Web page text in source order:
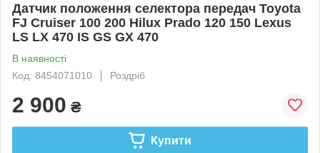
Датчик положення селектора передач Toyota
FJ Cruiser 100 200 Hilux Prado 120 150 Lexus
LS LX 470 IS GS GX 470
В наявності
Код: 8454071010
Роздріб
2 900 ₴
Купити